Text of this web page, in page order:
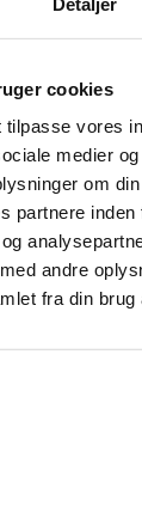
cookies
vores
medier
om
partnere inden
andre
fra din brug
med lys
toilet